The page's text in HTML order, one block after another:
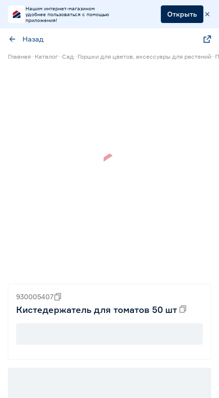
Нашим интернет-магазином
удобнее пользоваться с помощью
приложения!
Открыть
Назад
Главная Каталог Сад Горшки для цветов, аксессуары для растений
930005407
Кистедержатель для томатов 50 шт